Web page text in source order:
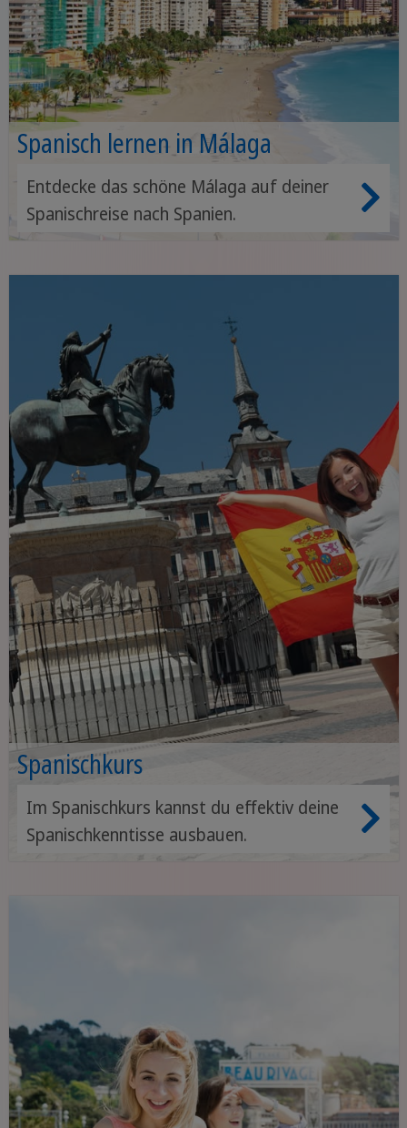
Spanisch lernen in Málaga
Entdecke das schöne Málaga auf deiner
Spanischreise nach Spanien.
Spanischkurs
Im Spanischkurs kannst du effektiv deine
Spanischkenntisse ausbauen.